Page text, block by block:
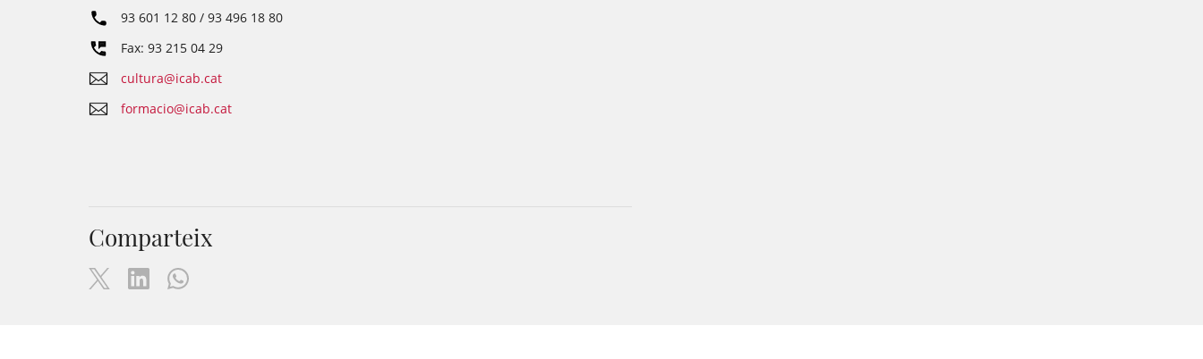
93 601 12 80 / 93 496 18 80
Fax: 93 215 04 29
cultura@icab.cat
formacio@icab.cat
Comparteix